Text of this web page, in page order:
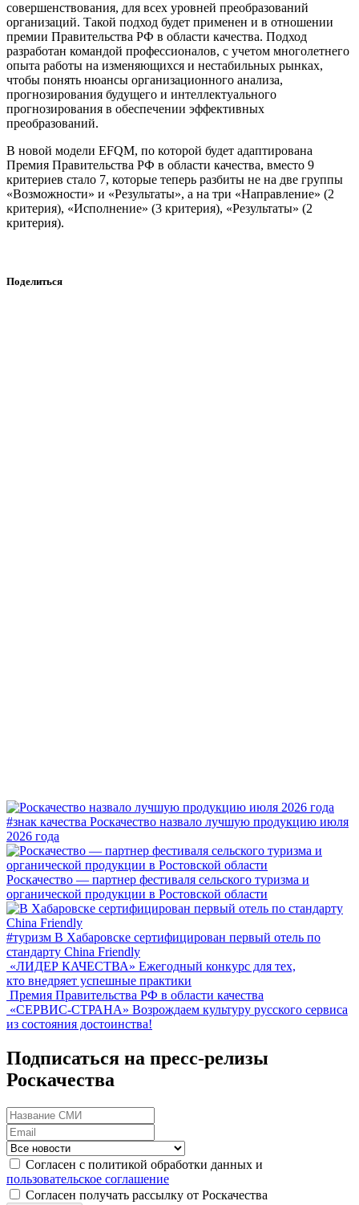
совершенствования, для всех уровней преобразований
организаций. Такой подход будет применен и в отношении
премии Правительства РФ в области качества. Подход
разработан командой профессионалов, с учетом многолетнего
опыта работы на изменяющихся и нестабильных рынках,
чтобы понять нюансы организационного анализа,
прогнозирования будущего и интеллектуального
прогнозирования в обеспечении эффективных
преобразований.
В новой модели EFQM, по которой будет адаптирована
Премия Правительства РФ в области качества, вместо 9
критериев стало 7, которые теперь разбиты не на две группы
«Возможности» и «Результаты», а на три «Направление» (2
критерия), «Исполнение» (3 критерия), «Результаты» (2
критерия).
Поделиться
#знак качества Роскачество назвало лучшую продукцию июля
2026 года
Роскачество — партнер фестиваля сельского туризма и
органической продукции в Ростовской области
#туризм В Хабаровске сертифицирован первый отель по
стандарту China Friendly
«ЛИДЕР КАЧЕСТВА» Ежегодный конкурс для тех,
кто внедряет успешные практики
Премия Правительства РФ в области качества
«СЕРВИС-СТРАНА» Возрождаем культуру русского сервиса
из состояния достоинства!
Подписаться на пресс-релизы
Роскачества
Согласен с политикой обработки данных и
пользовательское соглашение
Согласен получать рассылку от Роскачества